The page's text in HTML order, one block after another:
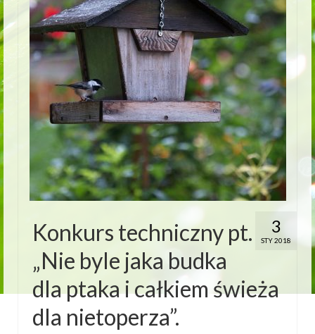
3
STY 2018
Konkurs techniczny pt.
„Nie byle jaka budka
dla ptaka i całkiem świeża
dla nietoperza”.